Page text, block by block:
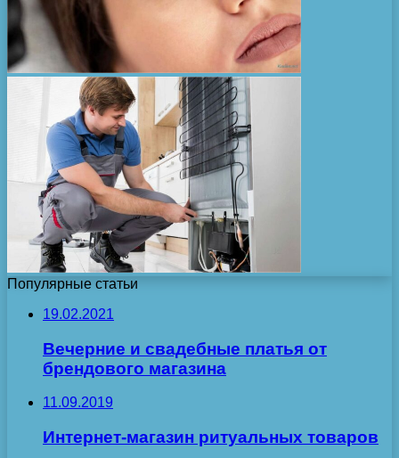
Популярные статьи
19.02.2021
Вечерние и свадебные платья от
брендового магазина
11.09.2019
Интернет-магазин ритуальных товаров